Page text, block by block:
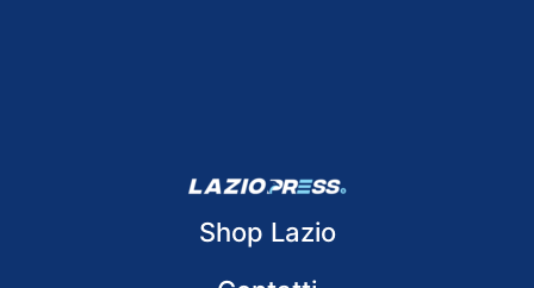
Shop Lazio